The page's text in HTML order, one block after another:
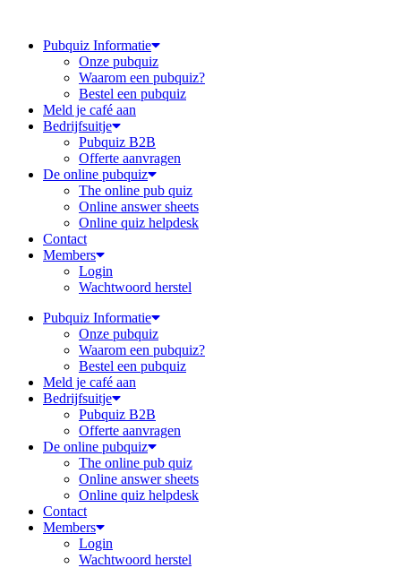
Pubquiz Informatie
Onze pubquiz
Waarom een pubquiz?
Bestel een pubquiz
Meld je café aan
Bedrijfsuitje
Pubquiz B2B
Offerte aanvragen
De online pubquiz
The online pub quiz
Online answer sheets
Online quiz helpdesk
Contact
Members
Login
Wachtwoord herstel
Pubquiz Informatie
Onze pubquiz
Waarom een pubquiz?
Bestel een pubquiz
Meld je café aan
Bedrijfsuitje
Pubquiz B2B
Offerte aanvragen
De online pubquiz
The online pub quiz
Online answer sheets
Online quiz helpdesk
Contact
Members
Login
Wachtwoord herstel